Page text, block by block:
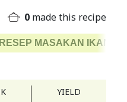
0 made this recipe
RESEP MASAKAN IKAN
YIELD